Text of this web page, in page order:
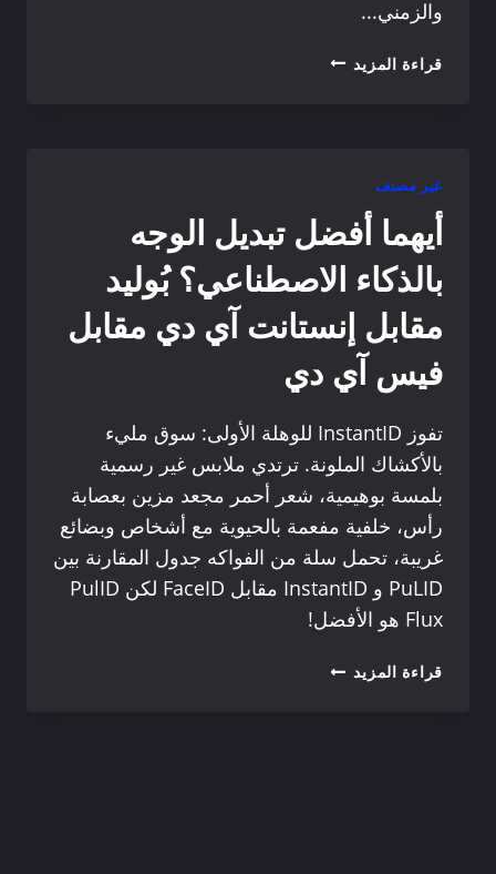
والزمني...
قراءة المزيد بورتريه
غير مصنف
أيهما أفضل تبديل الوجه
بالذكاء الاصطناعي؟ بُوليد
مقابل إنستانت آي دي مقابل
فيس آي دي
تفوز InstantID للوهلة الأولى: سوق مليء
بالأكشاك الملونة. ترتدي ملابس غير رسمية
بلمسة بوهيمية، شعر أحمر مجعد مزين بعصابة
رأس، خلفية مفعمة بالحيوية مع أشخاص وبضائع
غريبة، تحمل سلة من الفواكه جدول المقارنة بين
PuLID و InstantID مقابل FaceID لكن PulID
Flux هو الأفضل!
قراءة المزيد أيهما